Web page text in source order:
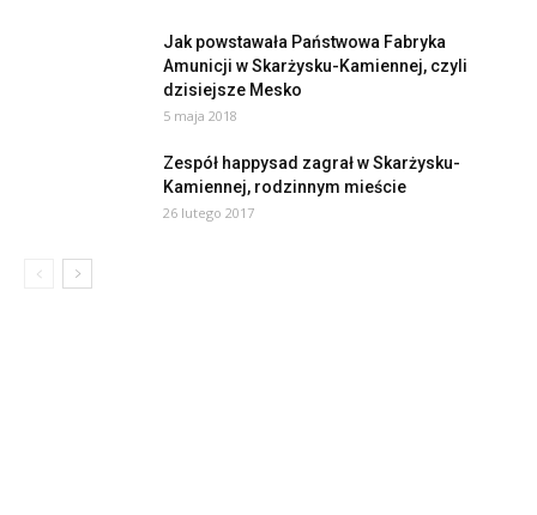
Jak powstawała Państwowa Fabryka
Amunicji w Skarżysku-Kamiennej, czyli
dzisiejsze Mesko
5 maja 2018
Zespół happysad zagrał w Skarżysku-
Kamiennej, rodzinnym mieście
26 lutego 2017